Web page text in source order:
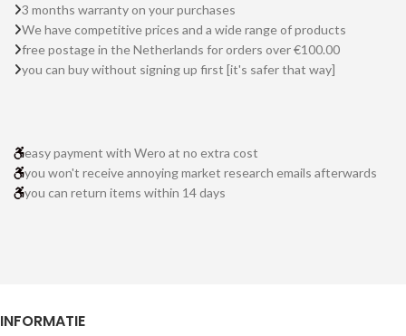
3 months warranty on your purchases
We have competitive prices and a wide range of products
free postage in the Netherlands for orders over €100.00
you can buy without signing up first [it's safer that way]
easy payment with Wero at no extra cost
you won't receive annoying market research emails afterwards
you can return items within 14 days
INFORMATIE